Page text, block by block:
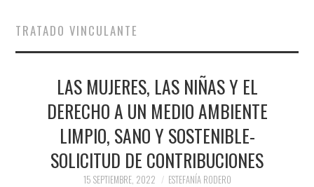
HACER BOSQUE (SALA DE
PRENSA Y
COLABORACIONES)
QUIÉN ES
TRATADO VINCULANTE
LAS MUJERES, LAS NIÑAS Y EL
DERECHO A UN MEDIO AMBIENTE
LIMPIO, SANO Y SOSTENIBLE-
SOLICITUD DE CONTRIBUCIONES
15 SEPTIEMBRE, 2022 ESTEFANÍA RODERO